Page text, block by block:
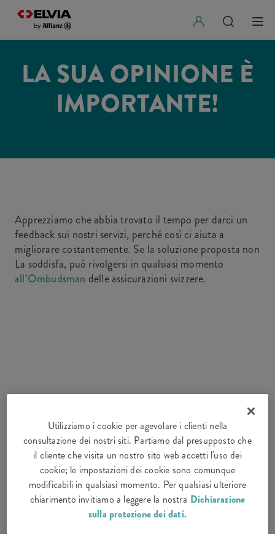
LA SUA OPINIONE È
IMPORTANTE!
Apprezziamo che abbia trovato il tempo per darci un
feedback sui nostri servizi, perché così ci aiuta a
migliorare costantemente. Se la soluzione proposta non
La soddisfa, può rivolgersi in qualsiasi momento
all’Ombudsman delle assicurazioni svizzere.
Utilizziamo i cookie per agevolare i clienti nella
consultazione dei nostri siti. Partiamo dal presupposto che
il cliente che visita un nostro sito web accetti l'uso dei
cookie; le impostazioni dei cookie sono comunque
modificabili in qualsiasi momento. Per qualsiasi ulteriore
chiarimento invitiamo a leggere la nostra Dichiarazione
sulla protezione dei dati.